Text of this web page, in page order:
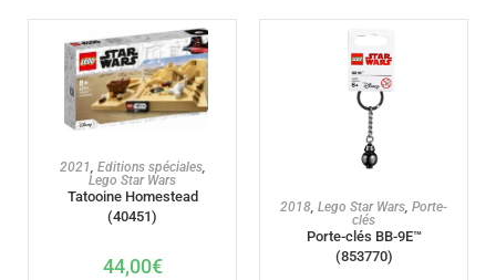
AJOUTER AU PANIER
2021, Editions spéciales,
Lego Star Wars
Tatooine Homestead
(40451)
44,00€
AJOUTER AU PANIER
2018, Lego Star Wars, Porte-
clés
Porte-clés BB-9E™
(853770)